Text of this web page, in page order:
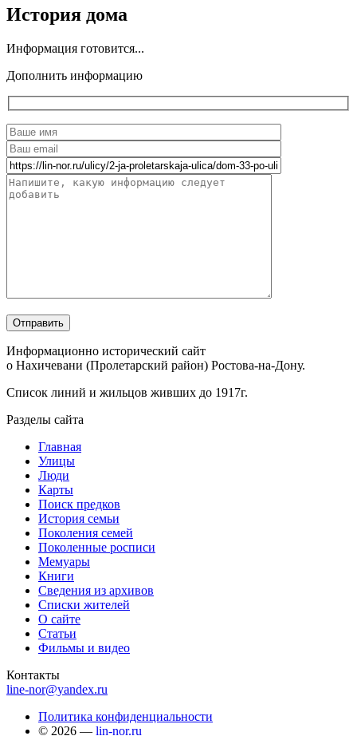
История дома
Информация готовится...
Дополнить информацию
Информационно исторический сайт
о Нахичевани (Пролетарский район) Ростова-на-Дону.
Список линий и жильцов живших до 1917г.
Разделы сайта
Главная
Улицы
Люди
Карты
Поиск предков
История семьи
Поколения семей
Поколенные росписи
Мемуары
Книги
Сведения из архивов
Списки жителей
О сайте
Статьи
Фильмы и видео
Контакты
line-nor@yandex.ru
Политика конфиденциальности
© 2026 — lin-nor.ru